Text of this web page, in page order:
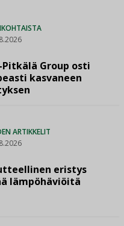
Pitkälä Group osti
kasvaneen
ARTIKKELIT
eristys
lämpöhäviöitä